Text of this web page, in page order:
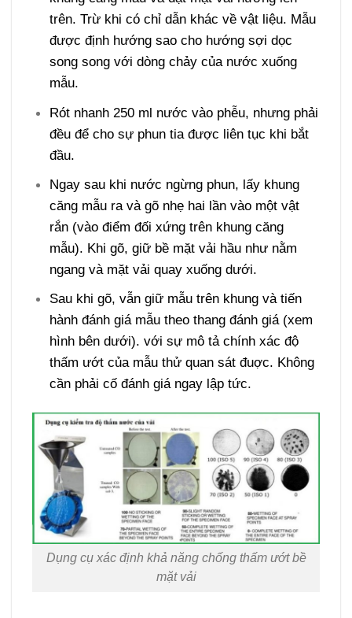
trên. Trừ khi có chỉ dẫn khác về vật liệu. Mẫu
được định hướng sao cho hướng sợi dọc
song song với dòng chảy của nước xuống
mẫu.
Rót nhanh 250 ml nước vào phễu, nhưng phải
đều để cho sự phun tia được liên tục khi bắt
đầu.
Ngay sau khi nước ngừng phun, lấy khung
căng mẫu ra và gõ nhẹ hai lần vào một vật
rắn (vào điểm đối xứng trên khung căng
mẫu). Khi gõ, giữ bề mặt vải hầu như nằm
ngang và mặt vải quay xuống dưới.
Sau khi gõ, vẫn giữ mẫu trên khung và tiến
hành đánh giá mẫu theo thang đánh giá (xem
hình bên dưới). với sự mô tả chính xác độ
thấm ướt của mẫu thử quan sát đuợc. Không
cần phải cố đánh giá ngay lập tức.
Dụng cụ xác định khả năng chống thấm ướt bề
mặt vải